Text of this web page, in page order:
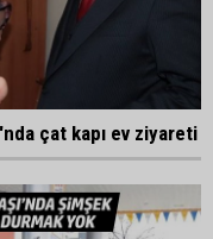
çat kapı ev ziyareti